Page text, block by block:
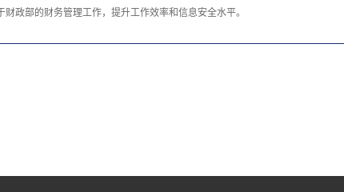
政部的财务管理工作，提升工作效率和信息安全水平。‍